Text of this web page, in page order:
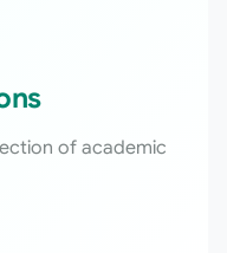
of academic